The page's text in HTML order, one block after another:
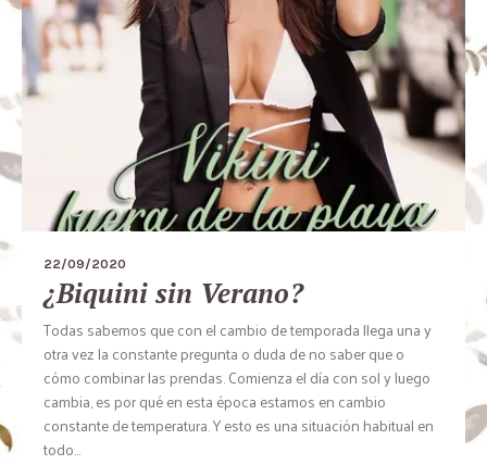
22/09/2020
¿Biquini sin Verano?
Todas sabemos que con el cambio de temporada llega una y
otra vez la constante pregunta o duda de no saber que o
cómo combinar las prendas. Comienza el día con sol y luego
cambia, es por qué en esta época estamos en cambio
constante de temperatura. Y esto es una situación habitual en
todo...